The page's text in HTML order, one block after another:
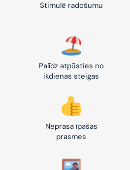
Stimulē radošumu
Palīdz atpūsties no
ikdienas steigas
Neprasa īpašas
prasmes